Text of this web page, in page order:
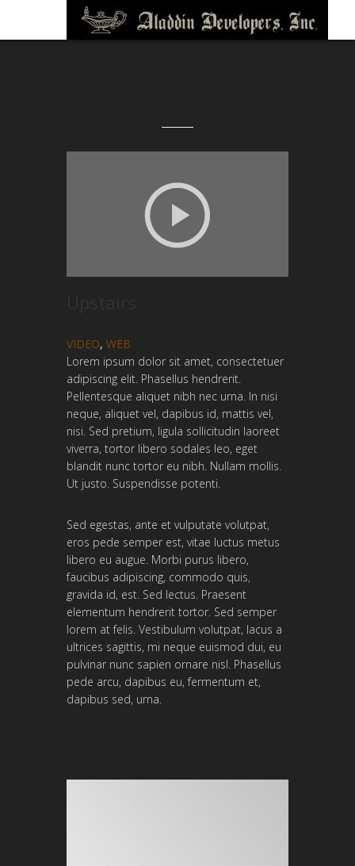
VIDEO, WEB
Lorem ipsum dolor sit amet, consectetuer
adipiscing elit. Phasellus hendrerit.
Pellentesque aliquet nibh nec urna. In nisi
neque, aliquet vel, dapibus id, mattis vel,
nisi. Sed pretium, ligula sollicitudin laoreet
viverra, tortor libero sodales leo, eget
blandit nunc tortor eu nibh. Nullam mollis.
Ut justo. Suspendisse potenti.
Sed egestas, ante et vulputate volutpat,
eros pede semper est, vitae luctus metus
libero eu augue. Morbi purus libero,
faucibus adipiscing, commodo quis,
gravida id, est. Sed lectus. Praesent
elementum hendrerit tortor. Sed semper
lorem at felis. Vestibulum volutpat, lacus a
ultrices sagittis, mi neque euismod dui, eu
pulvinar nunc sapien ornare nisl. Phasellus
pede arcu, dapibus eu, fermentum et,
dapibus sed, urna.